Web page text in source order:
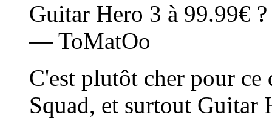
Guitar Hero 3 à 99.99€
— ToMatOo
C'est plutôt cher pour
Squad, et surtout Guitar